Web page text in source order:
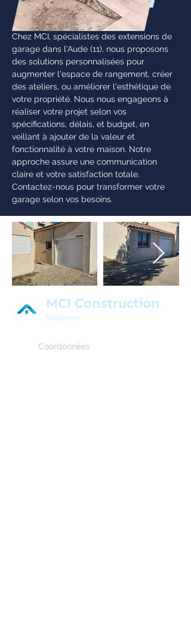
Chez MCI, spécialistes des extensions de
garage dans l'Aude (11), nous proposons
des solutions personnalisées pour
augmenter l'espace de rangement, créer
des ateliers, ou améliorer l'esthétique de
votre propriété. Nous nous engageons à
réaliser votre projet selon vos
spécifications, délais, et budget, en
veillant à ajouter de la valeur et
fonctionnalité à votre maison. Notre
approche assure une communication
claire et votre satisfaction totale.
Contactez-nous pour transformer votre
garage selon vos besoins.
MCI Construction
Narbonne
Coordonnées